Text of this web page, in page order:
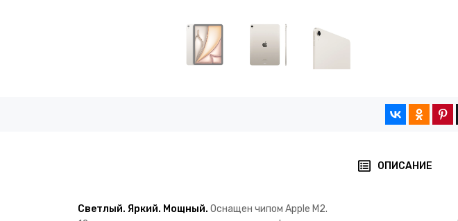
ОПИСАНИЕ
Светлый. Яркий. Мощный. Оснащен чипом Apple M2.